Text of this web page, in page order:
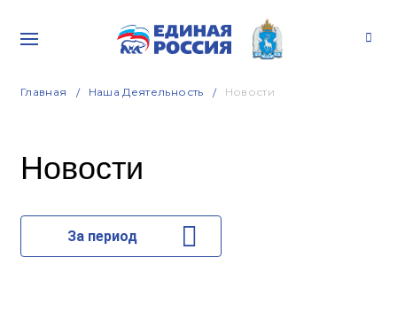
Главная Наша Деятельность Новости
Новости
За период